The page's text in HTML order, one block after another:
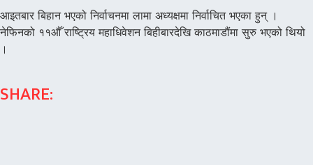
आइतबार बिहान भएको निर्वाचनमा लामा अध्यक्षमा निर्वाचित भएका हुन् ।
नेफिनको ११औँ राष्ट्रिय महाधिवेशन बिहीबारदेखि काठमाडौंमा सुरु भएको थियो
।
SHARE: